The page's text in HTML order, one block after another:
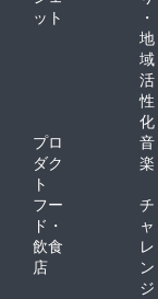
ット
・
地
域
活
性
化
プロ
ダク
ト
音
楽
フー
ド・
飲食
店
チ
ャ
レ
ン
ジ